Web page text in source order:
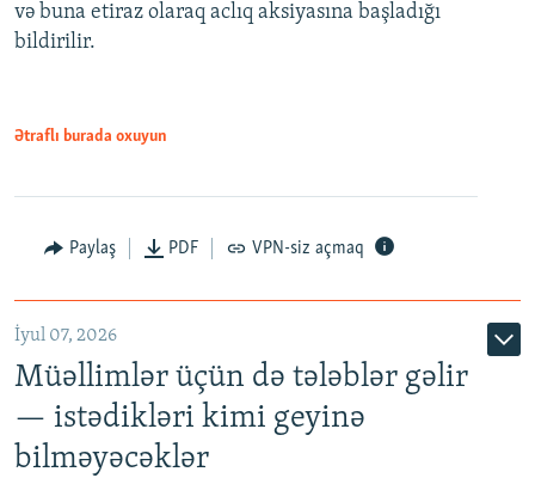
1080p
və buna etiraz olaraq aclıq aksiyasına başladığı
bildirilir.
Ətraflı burada oxuyun
Paylaş PDF VPN-siz açmaq
İyul 07, 2026
Müəllimlər üçün də tələblər gəlir
— istədikləri kimi geyinə
bilməyəcəklər